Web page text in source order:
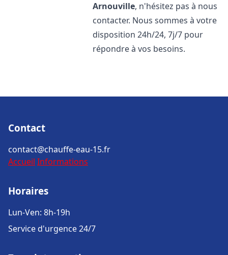
Arnouville, n'hésitez pas à nous
contacter. Nous sommes à votre
disposition 24h/24, 7j/7 pour
répondre à vos besoins.
Contact
contact@chauffe-eau-15.fr
Accueil Informations
Horaires
Lun-Ven: 8h-19h
Service d'urgence 24/7